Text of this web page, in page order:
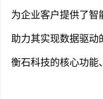
为企业客户提供了智
助力其实现数据驱动
衡石科技的核心功能